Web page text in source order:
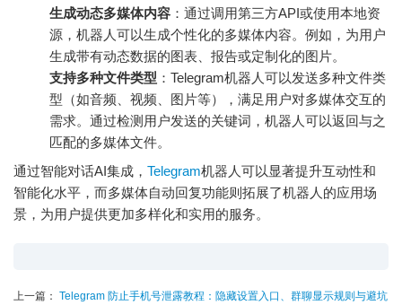
生成动态多媒体内容 ：通过调用第三方API或使用本地资
源，机器人可以生成个性化的多媒体内容。例如，为用户
生成带有动态数据的图表、报告或定制化的图片。
支持多种文件类型 ：Telegram机器人可以发送多种文件类
型（如音频、视频、图片等），满足用户对多媒体交互的
需求。通过检测用户发送的关键词，机器人可以返回与之
匹配的多媒体文件。
通过智能对话AI集成， Telegram机器人可以显著提升互动性和
智能化水平，而多媒体自动回复功能则拓展了机器人的应用场
景，为用户提供更加多样化和实用的服务。
上一篇： Telegram 防止手机号泄露教程：隐藏设置入口、群聊显示规则与避坑